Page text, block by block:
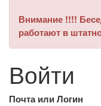
Внимание !!!!
работают в
Войти
Почта или Логин